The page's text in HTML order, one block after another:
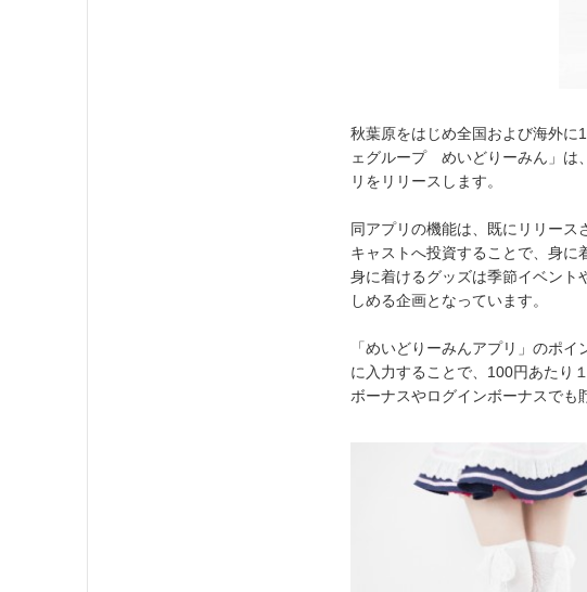
秋葉原をはじめ全国および海外に
ェグループ めいどりーみん」は
リをリリースします。
同アプリの機能は、既にリリース
キャストへ投資することで、身に
身に着けるグッズは季節イベント
しめる企画となっています。
「めいどりーみんアプリ」のポ
に入力することで、100円あたり
ボーナスやログインボーナスでも